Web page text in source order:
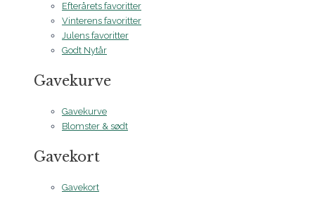
Efterårets favoritter
Vinterens favoritter
Julens favoritter
Godt Nytår
Gavekurve
Gavekurve
Blomster & sødt
Gavekort
Gavekort